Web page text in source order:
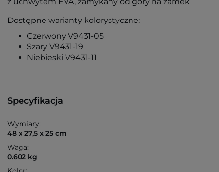
z uchwytem EVA, zamykany od góry na zamek
Dostępne warianty kolorystyczne:
Czerwony V9431-05
Szary V9431-19
Niebieski V9431-11
Specyfikacja
Wymiary:
48 x 27,5 x 25 cm
Waga:
0.602 kg